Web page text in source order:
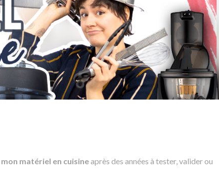
mon matériel en cuisineaprès des années à tester, valider ou